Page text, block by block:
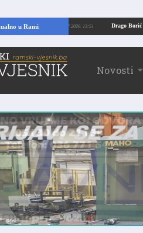
u Rami
vrijedne arheološke ostatke 24.07.2026. 13:51
Novosti